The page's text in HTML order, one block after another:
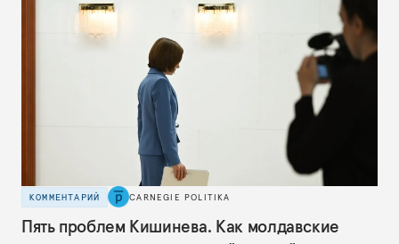
отсутствии конкретного плана, по крайней мере
публичного.
КОММЕНТАРИЙ CARNEGIE POLITIKA
Пять проблем Кишинева. Как молдавские